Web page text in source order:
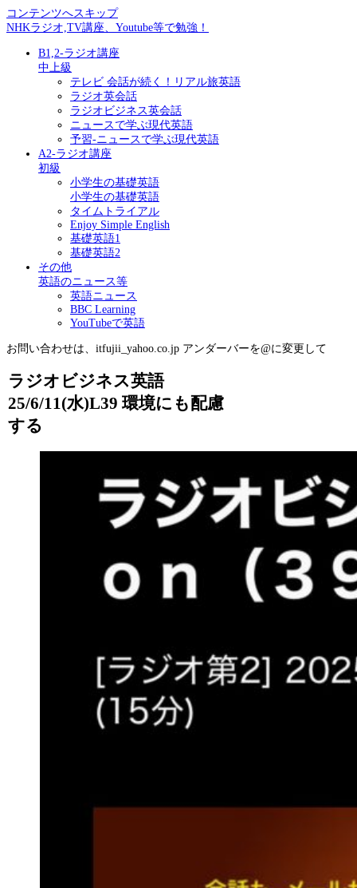
コンテンツへスキップ
NHKラジオ,TV講座、Youtube等で勉強！
B1,2-ラジオ講座
中上級
テレビ 会話が続く！リアル旅英語
ラジオ英会話
ラジオビジネス英会話
ニュースで学ぶ現代英語
予習-ニュースで学ぶ現代英語
A2-ラジオ講座
初級
小学生の基礎英語
小学生の基礎英語
タイムトライアル
Enjoy Simple English
基礎英語1
基礎英語2
その他
英語のニュース等
英語ニュース
BBC Learning
YouTubeで英語
お問い合わせは、itfujii_yahoo.co.jp アンダーバーを@に変更して
ラジオビジネス英語
25/6/11(水)L39 環境にも配慮
する